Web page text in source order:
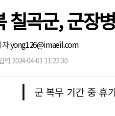
칠곡군, 군장
자yong126@imaeil.com
력 2024-04-01 11:22:30
군 복무 기간 중 휴